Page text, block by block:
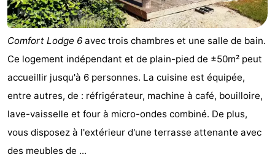
Comfort Lodge 6 avec trois chambres et une salle de bain.
Ce logement indépendant et de plain-pied de ±50m² peut
accueillir jusqu'à 6 personnes. La cuisine est équipée,
entre autres, de : réfrigérateur, machine à café, bouilloire,
lave-vaisselle et four à micro-ondes combiné. De plus,
vous disposez à l'extérieur d'une terrasse attenante avec
des meubles de ...